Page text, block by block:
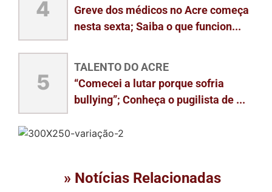
4
Greve dos médicos no Acre começa
nesta sexta; Saiba o que funcion...
5
TALENTO DO ACRE
“Comecei a lutar porque sofria
bullying”; Conheça o pugilista de ...
» Notícias Relacionadas